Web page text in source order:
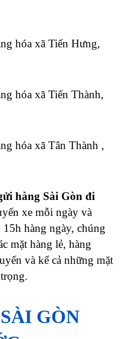
hóa xã Tiến Hưng,
hóa xã Tiến Thành,
hóa xã Tân Thành ,
hàng Sài Gòn đi
xe mỗi ngày và
hàng ngày, chúng
mặt hàng lẻ, hàng
và kể cả những mặt
GÒN